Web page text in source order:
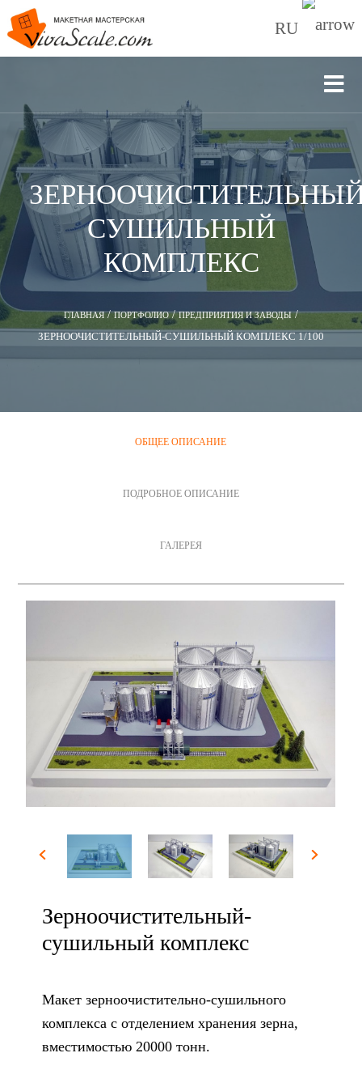
RU
СУШИЛЬНЫЙ
КОМПЛЕКС
ГЛАВНАЯ/ПОРТФОЛИО/ПРЕДПРИЯТИЯ И ЗАВОДЫ/
ЗЕРНООЧИСТИТЕЛЬНЫЙ-СУШИЛЬНЫЙ КОМПЛЕКС 1/100
ОБЩЕЕ ОПИСАНИЕ
ПОДРОБНОЕ ОПИСАНИЕ
ГАЛЕРЕЯ
Зерноочистительный-
сушильный комплекс
Макет зерноочистительно-сушильного
комплекса с отделением хранения зерна,
вместимостью 20000 тонн.